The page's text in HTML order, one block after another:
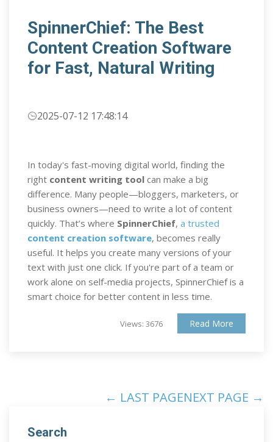
SpinnerChief: The Best
Content Creation Software
for Fast, Natural Writing
2025-07-12 17:48:14
In today's fast-moving digital world, finding the
right content writing tool can make a big
difference. Many people—bloggers, marketers, or
business owners—need to write a lot of content
quickly. That’s where SpinnerChief, a trusted
content creation software, becomes really
useful. It helps you create many versions of your
text with just one click. If you're part of a team or
work alone on self-media projects, SpinnerChief is a
smart choice for better content in less time.
Views: 3676 Read More
← LAST PAGENEXT PAGE →
Search